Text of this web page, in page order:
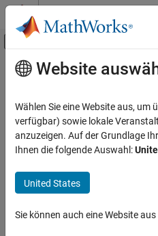
Weiter zum Inhalt
Umschaltung für
Ressource
Hauptinhalt
Website
Wählen Sie eine Website aus, um
verfügbar) sowie lokale
anzuzeigen. Auf der Grundlage
Ihnen die folgende Auswahl:
United States
Sie können auch eine Website